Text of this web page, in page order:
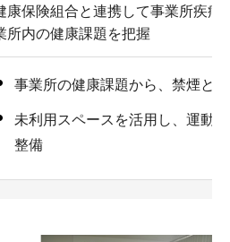
康保険組合と連携して事業所疾病
所内の健康課題を把握
事業所の健康課題から、禁煙と
未利用スペースを活用し、運動
整備